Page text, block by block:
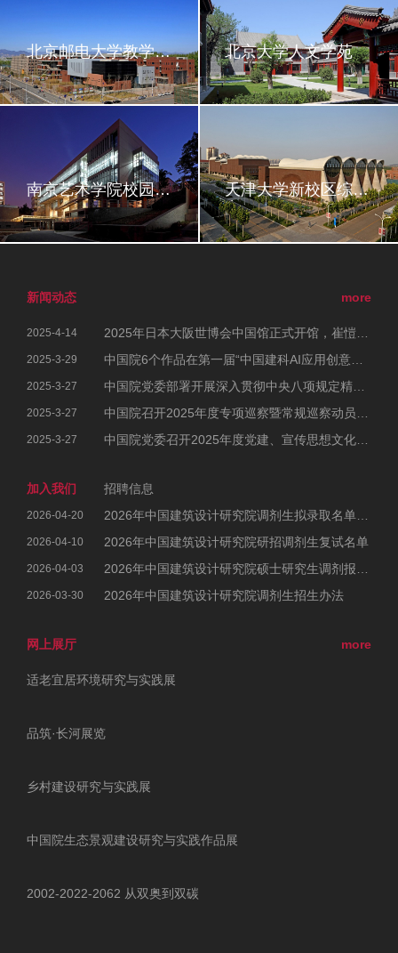
北京邮电大学教学综合楼、图书馆 北京大学人文学苑
南京艺术学院校园改造 天津大学新校区综合体育馆
more
新闻动态
2025-4-14
2025-3-29
2025-3-27
2025-3-27
2025-3-27
加入我们 招聘信息
2026-04-20
2026-04-10 2026年中国建筑设计研究院研招调剂生复试名单
2026-04-03
2026-03-30 2026年中国建筑设计研究院调剂生招生办法
more
网上展厅
适老宜居环境研究与实践展
品筑·长河展览
乡村建设研究与实践展
中国院生态景观建设研究与实践作品展
2002-2022-2062 从双奥到双碳